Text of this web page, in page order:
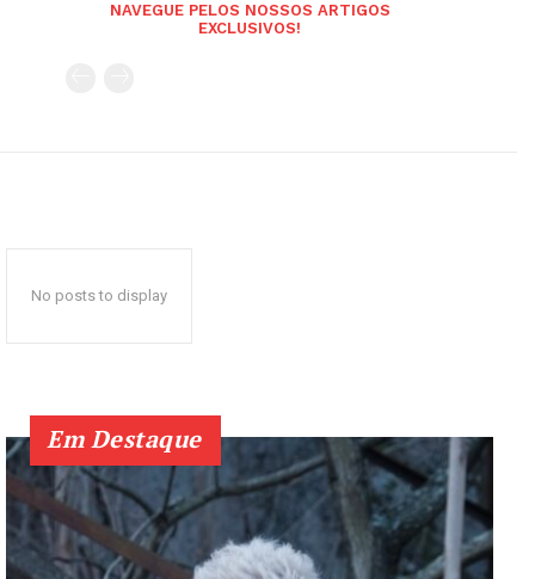
NAVEGUE PELOS NOSSOS ARTIGOS
EXCLUSIVOS!
No posts to display
Em Destaque